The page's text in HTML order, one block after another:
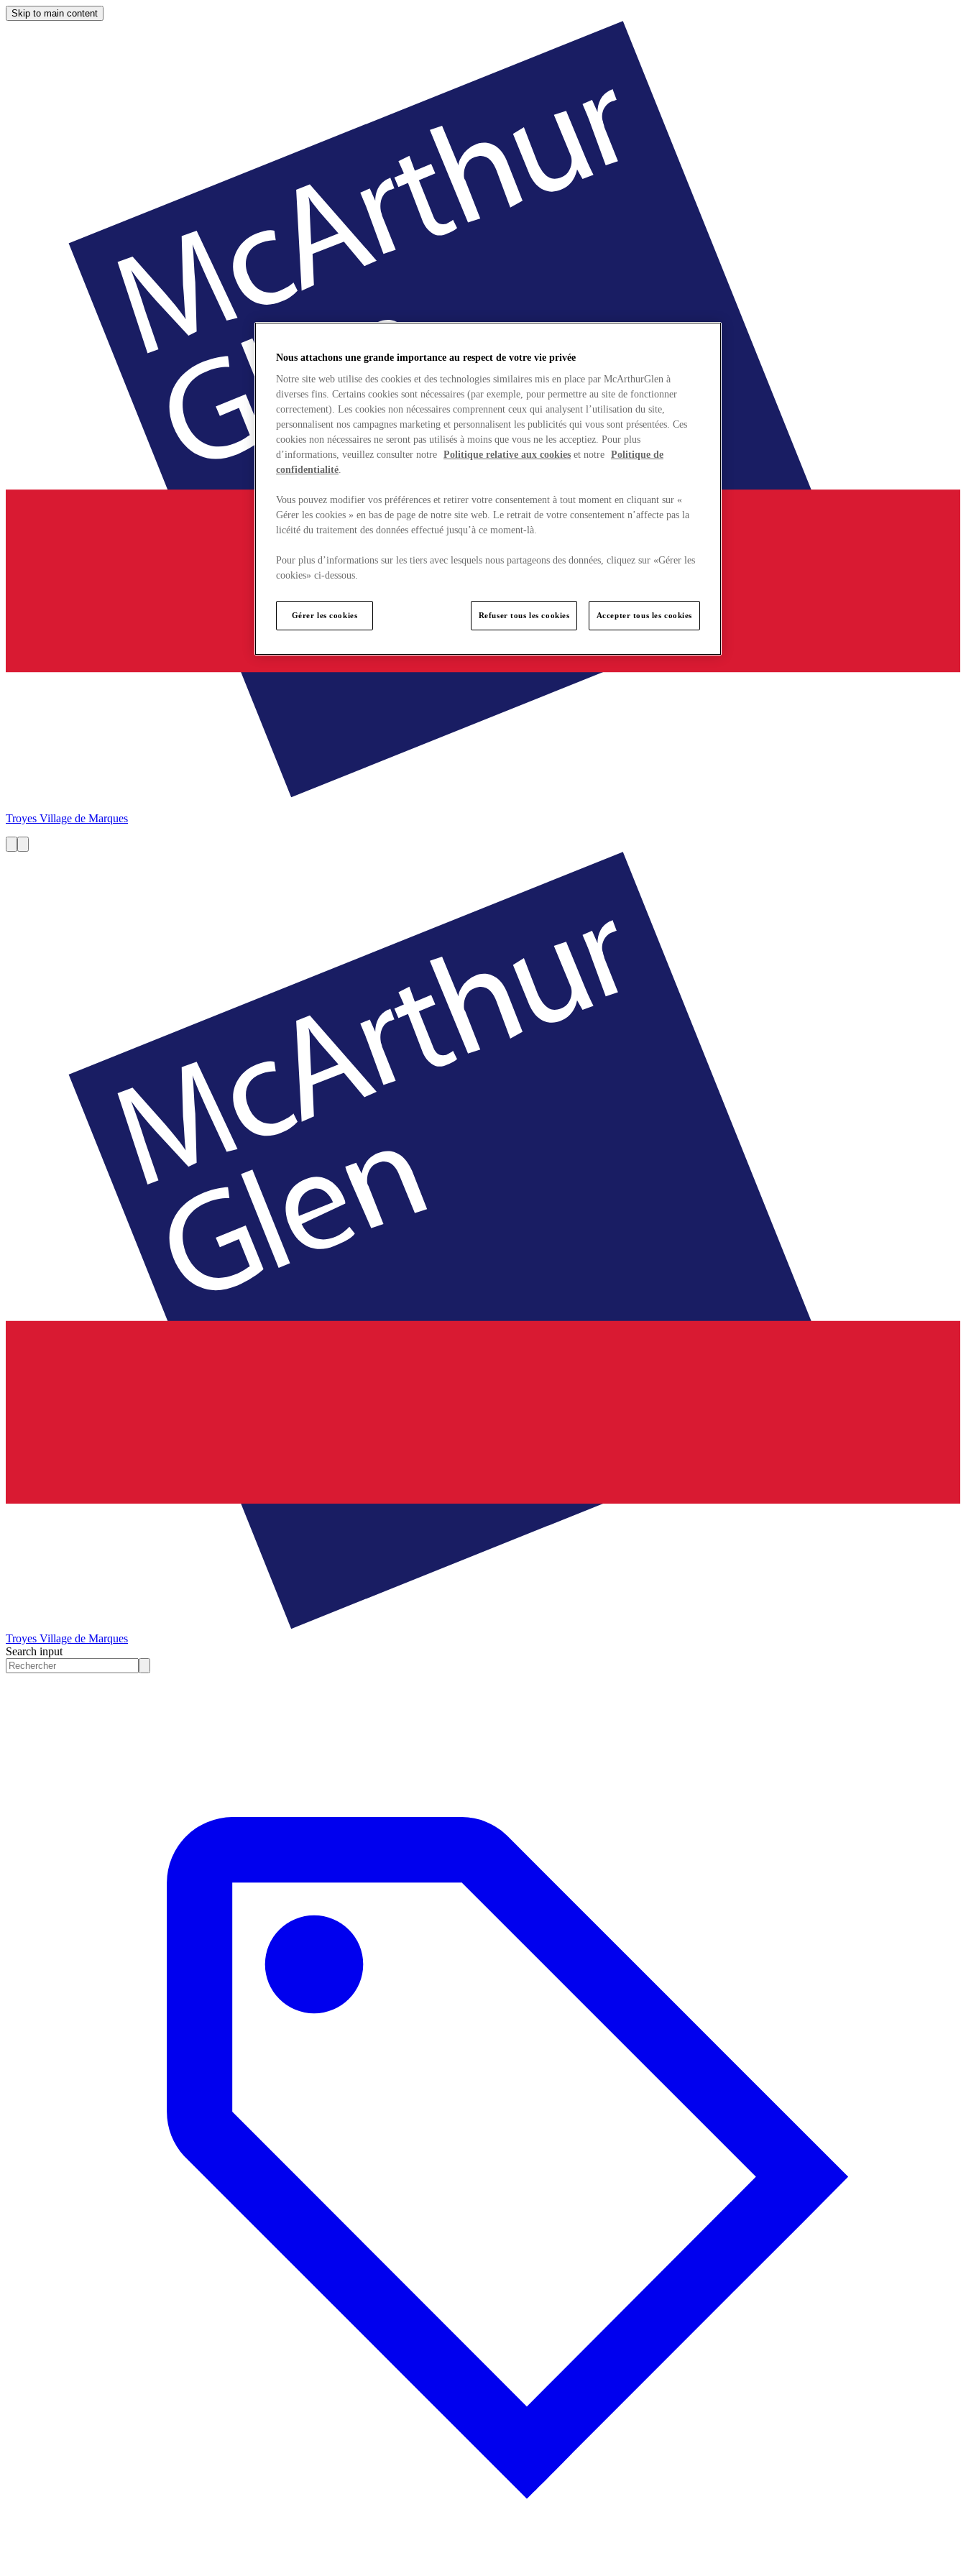
Skip to main content
Troyes Village de Marques
Troyes Village de Marques
Search input
Nous attachons une grande importance au respect de votre vie privée
Notre site web utilise des cookies et des technologies similaires mis en place par McArthurGlen à
diverses fins. Certains cookies sont nécessaires (par exemple, pour permettre au site de fonctionner
correctement). Les cookies non nécessaires comprennent ceux qui analysent l’utilisation du site,
personnalisent nos campagnes marketing et personnalisent les publicités qui vous sont présentées. Ces
cookies non nécessaires ne seront pas utilisés à moins que vous ne les acceptiez. Pour plus
d’informations, veuillez consulter notre Politique relative aux cookies et notre Politique de
confidentialité.
Vous pouvez modifier vos préférences et retirer votre consentement à tout moment en cliquant sur «
Gérer les cookies » en bas de page de notre site web. Le retrait de votre consentement n’affecte pas la
licéité du traitement des données effectué jusqu’à ce moment-là.
Pour plus d’informations sur les tiers avec lesquels nous partageons des données, cliquez sur «Gérer les
cookies» ci-dessous.
Gérer les cookies Refuser tous les cookies Accepter tous les cookies